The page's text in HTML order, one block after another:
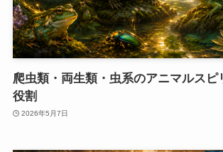
爬虫類・両生類・虫系のアニマルスピ
役割
2026年5月7日